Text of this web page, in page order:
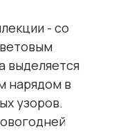
- со
выделяется
нарядом в
узоров.